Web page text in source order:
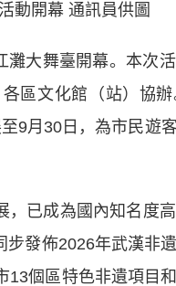
動開幕 通訊員供圖
大舞臺開幕。本次
區文化館（站）協
9月30日，為市民遊
已成為國內知名度
發佈2026年武漢非
個區特色非遺項目